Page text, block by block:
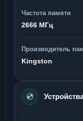
Частота памяти
2666 МГц
Производитель
Kingston
💿